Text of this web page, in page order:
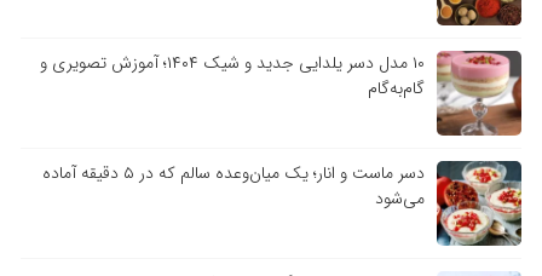
۱۰ مدل دسر یلدایی جدید و شیک ۱۴۰۴؛ آموزش تصویری و
گام‌به‌گام
دسر ماست و انار؛ یک میان‌وعده سالم که در ۵ دقیقه آماده
می‌شود